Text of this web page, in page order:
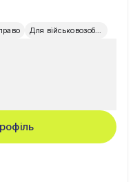
Для військовозобов’язаних